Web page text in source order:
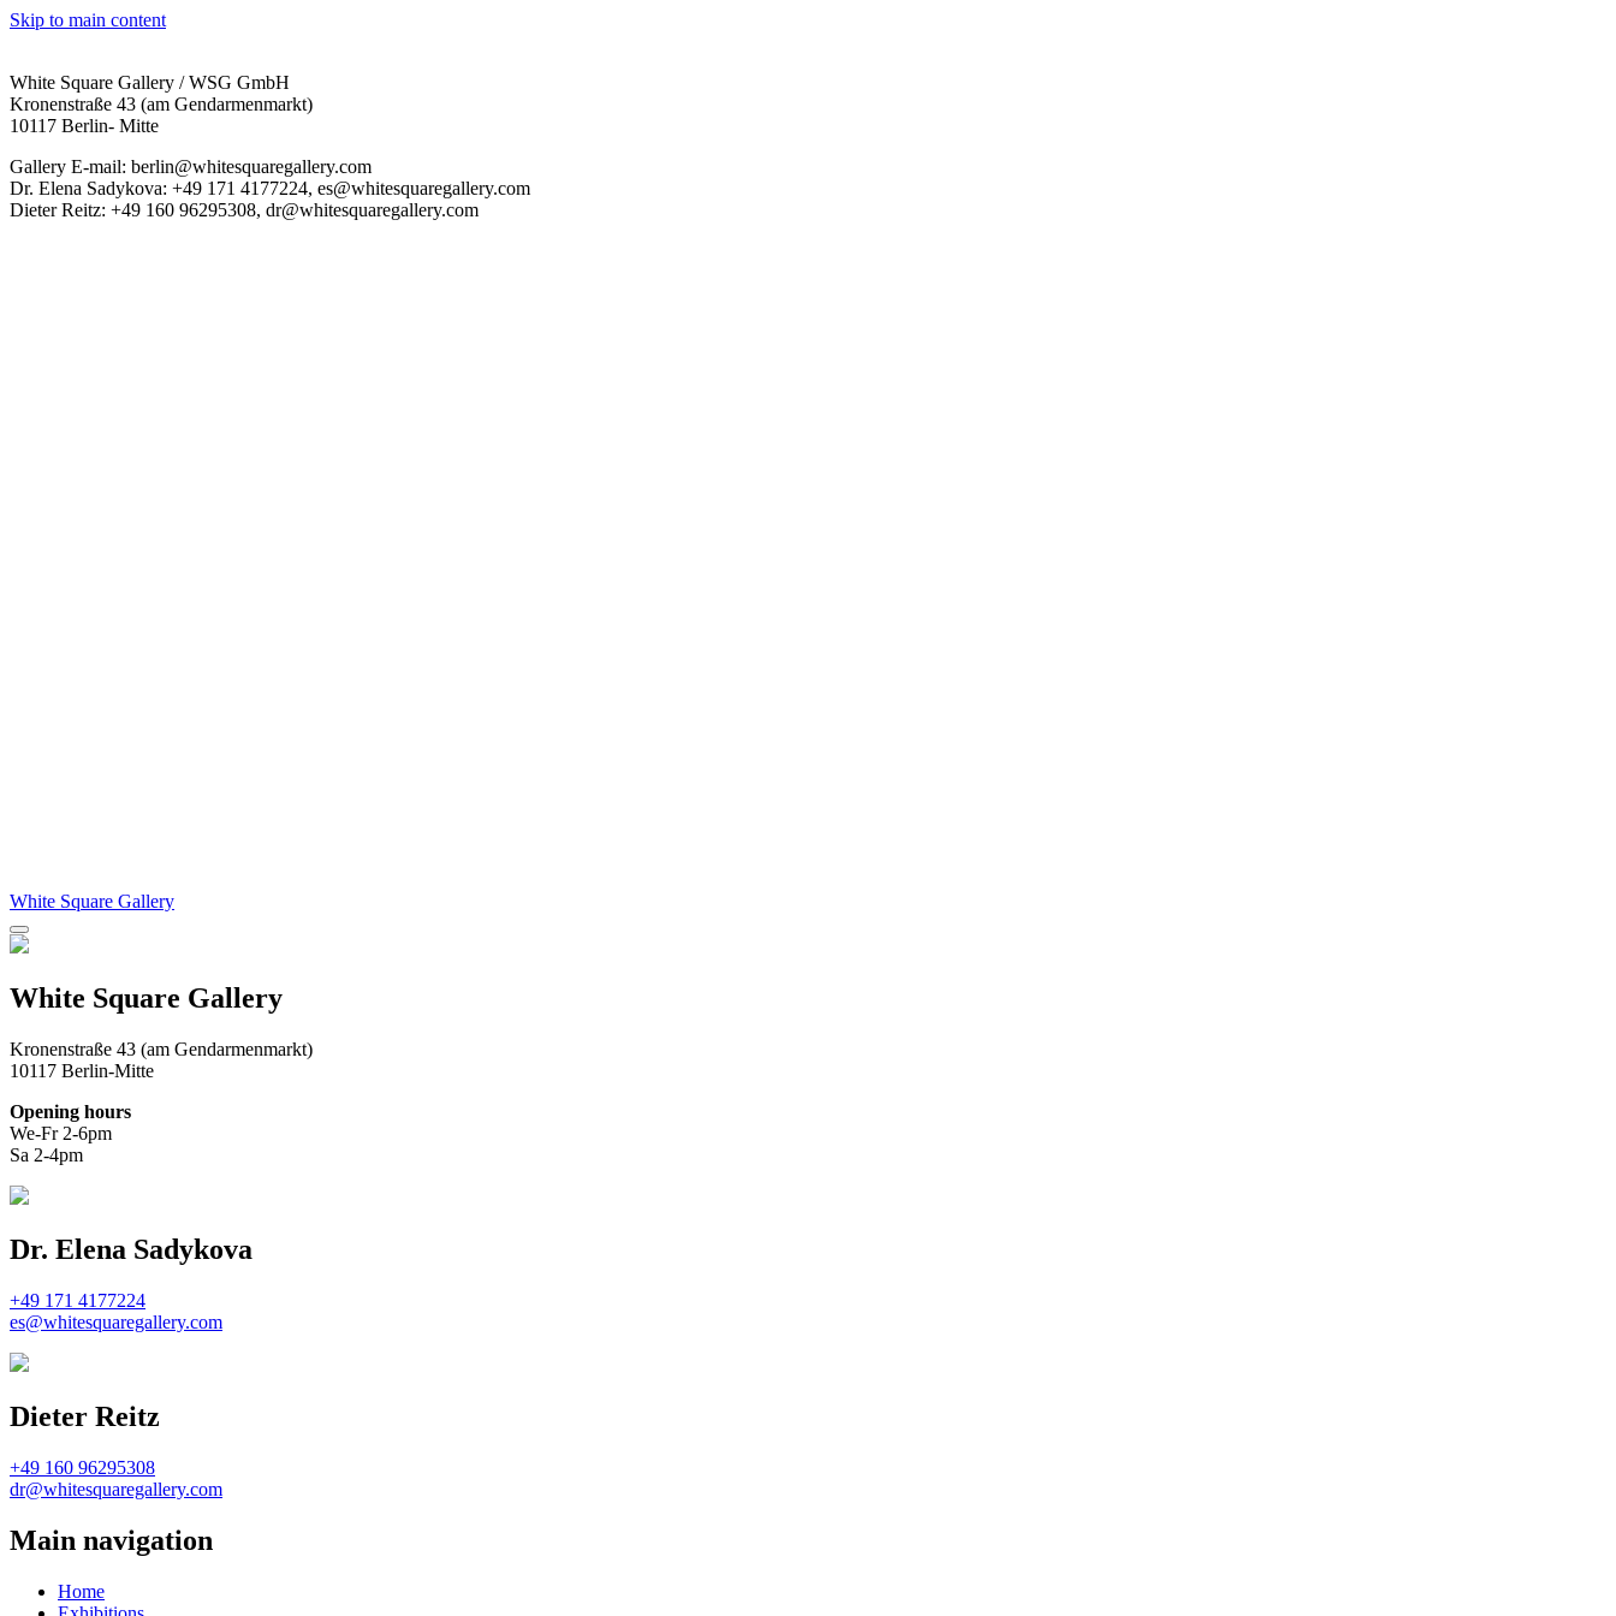
Skip to main content
White Square Gallery / WSG GmbH
Kronenstraße 43 (am Gendarmenmarkt)
10117 Berlin- Mitte
Gallery E-mail: berlin@whitesquaregallery.com
Dr. Elena Sadykova: +49 171 4177224, es@whitesquaregallery.com
Dieter Reitz: +49 160 96295308, dr@whitesquaregallery.com
White Square Gallery
White Square Gallery
Kronenstraße 43 (am Gendarmenmarkt)
10117 Berlin-Mitte
Opening hours
We-Fr 2-6pm
Sa 2-4pm
Dr. Elena Sadykova
+49 171 4177224
es@whitesquaregallery.com
Dieter Reitz
+49 160 96295308
dr@whitesquaregallery.com
Main navigation
Home